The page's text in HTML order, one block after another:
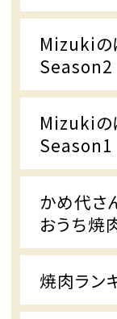
Mizukiの
Season2
Mizukiの
Season1
かめ代さ
おうち焼
焼肉ラン